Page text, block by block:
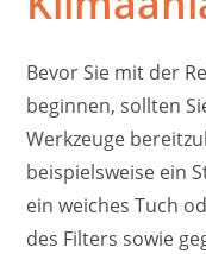
Bevor Sie mit der
beginnen, sollten
Werkzeuge
beispielsweise ein
ein weiches Tuch
des Filters sowie